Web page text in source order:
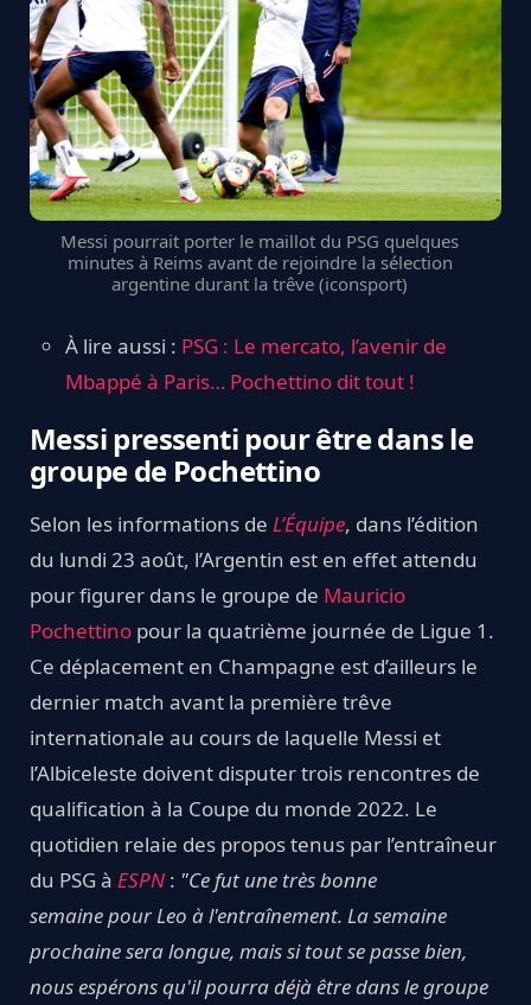
Messi pourrait porter le maillot du PSG quelques
minutes à Reims avant de rejoindre la sélection
argentine durant la trêve (iconsport)
À lire aussi : PSG : Le mercato, l’avenir de
Mbappé à Paris… Pochettino dit tout !
Messi pressenti pour être dans le
groupe de Pochettino
Selon les informations de L’Équipe, dans l’édition
du lundi 23 août, l’Argentin est en effet attendu
pour figurer dans le groupe de Mauricio
Pochettino pour la quatrième journée de Ligue 1.
Ce déplacement en Champagne est d’ailleurs le
dernier match avant la première trêve
internationale au cours de laquelle Messi et
l’Albiceleste doivent disputer trois rencontres de
qualification à la Coupe du monde 2022. Le
quotidien relaie des propos tenus par l’entraîneur
du PSG à ESPN : "Ce fut une très bonne
semaine pour Leo à l'entraînement. La semaine
prochaine sera longue, mais si tout se passe bien,
nous espérons qu'il pourra déjà être dans le groupe